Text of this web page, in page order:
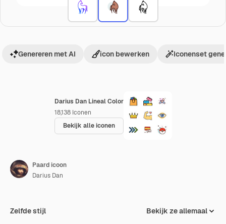
Darius Dan Lineal Color
18,138 Iconen
Bekijk alle iconen
Genereren met AI icon bewerken Iconenset
Paard icoon
Darius Dan
Zelfde stijl Bekijk ze allemaal